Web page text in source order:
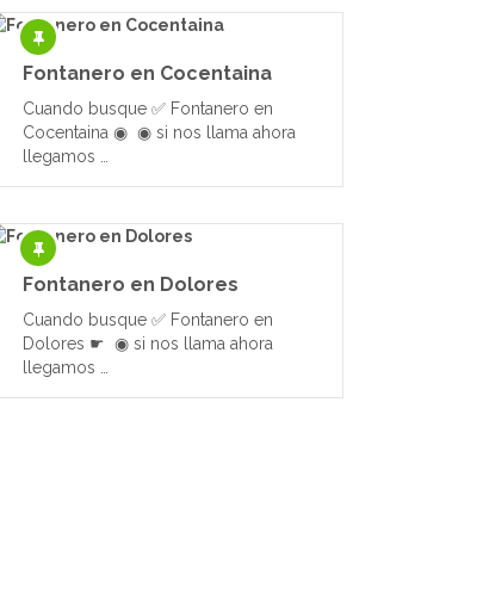
Fontanero en Cocentaina
Cuando busque ✅ Fontanero en
Cocentaina ◉ ◉ si nos llama ahora
llegamos …
Fontanero en Dolores
Cuando busque ✅ Fontanero en
Dolores ☛ ◉ si nos llama ahora
llegamos …